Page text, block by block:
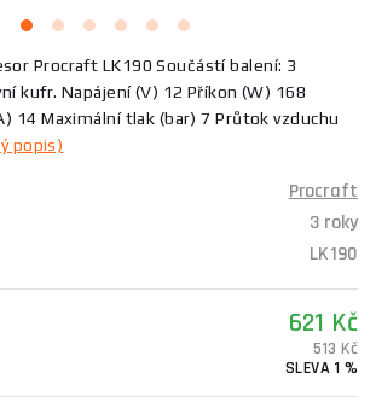
Procraft LK190 Součástí balení: 3
kufr. Napájení (V) 12 Příkon (W) 168
14 Maximální tlak (bar) 7 Průtok vzduchu
popis)
Procraft
3 roky
LK190
621 Kč
513 Kč
SLEVA 1 %